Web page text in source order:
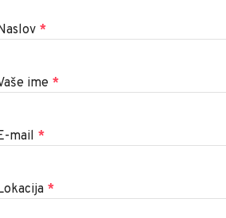
*
ime *
mail *
*